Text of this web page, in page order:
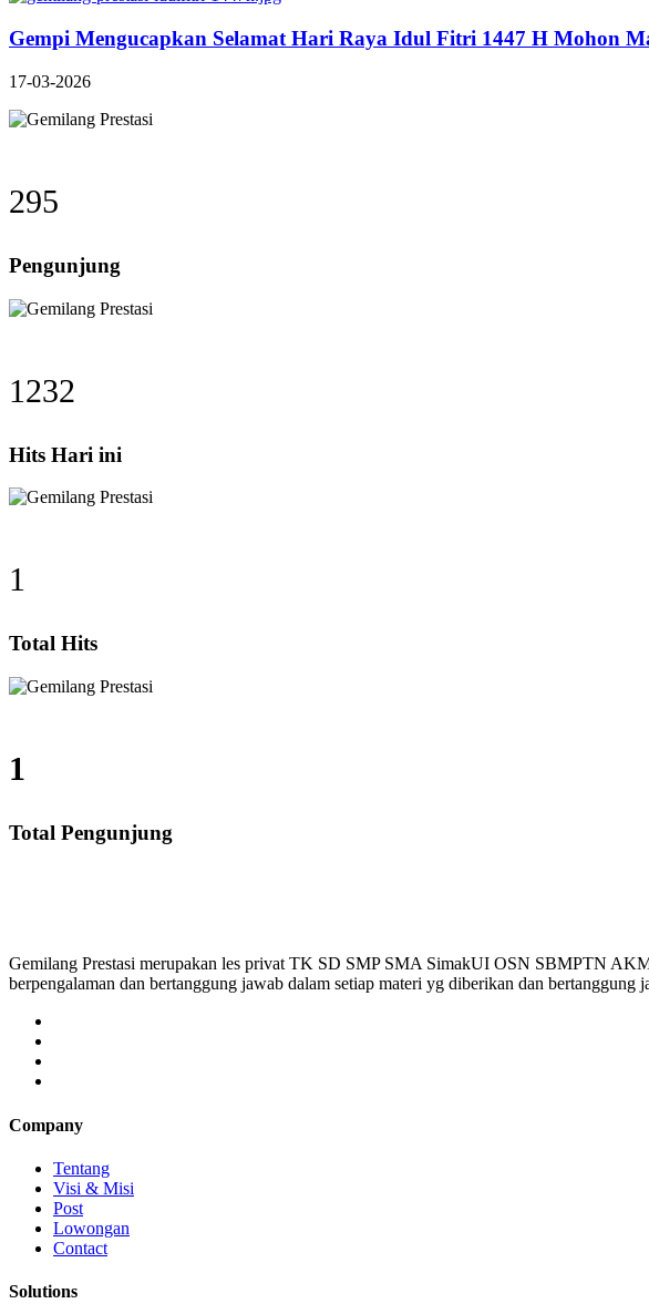
Gempi Mengucapkan Selamat Hari Raya Idul Fitri 1447 H Mohon
17-03-2026
295
Pengunjung
1232
Hits Hari ini
1
Total Hits
1
Total Pengunjung
Gemilang Prestasi merupakan les privat TK SD SMP SMA SimakUI OSN SBMPTN
berpengalaman dan bertanggung jawab dalam setiap materi yg diberikan dan
Company
Tentang
Visi & Misi
Post
Lowongan
Contact
Solutions